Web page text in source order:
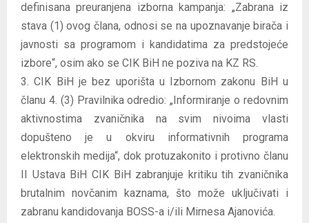
definisana preuranjena izborna kampanja: „Zabrana iz
stava (1) ovog člana, odnosi se na upoznavanje birača i
javnosti sa programom i kandidatima za predstojeće
izbore“, osim ako se CIK BiH ne poziva na KZ RS.
3. CIK BiH je bez uporišta u Izbornom zakonu BiH u
članu 4. (3) Pravilnika odredio: „Informiranje o redovnim
aktivnostima zvaničnika na svim nivoima vlasti
dopušteno je u okviru informativnih programa
elektronskih medija“, dok protuzakonito i protivno članu
II Ustava BiH CIK BiH zabranjuje kritiku tih zvaničnika
brutalnim novčanim kaznama, što može uključivati i
zabranu kandidovanja BOSS-a i/ili Mirnesa Ajanovića.